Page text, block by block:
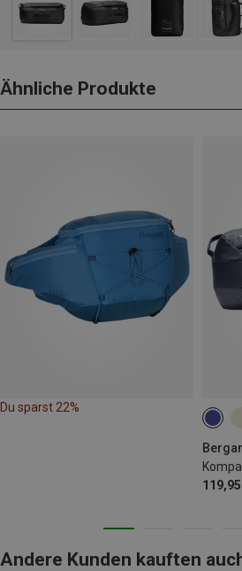
Ähnliche Produkte
Du sparst 22%
50L
Andere Kunden kauften